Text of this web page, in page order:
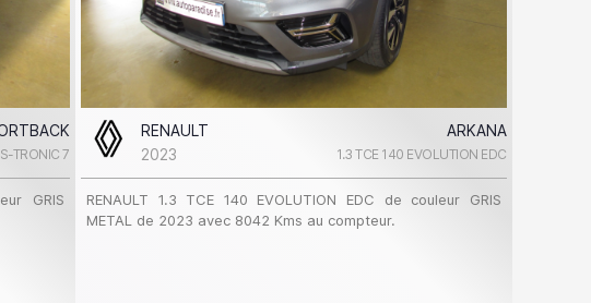
TRONIC 7
GRIS
RENAULT
ARKANA
2023
1.3 TCE 140 EVOLUTION EDC
RENAULT 1.3 TCE 140 EVOLUTION EDC de couleur GRIS
METAL de 2023 avec 8042 Kms au compteur.